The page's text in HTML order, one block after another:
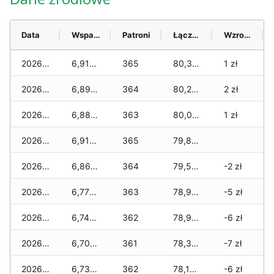
Data Wsparcie Patroni Łącznie Wzrost (28 dni)
2026-08-06 6,910 zł 365 80,390 zł 1 zł
2026-08-05 6,890 zł 364 80,250 zł 2 zł
2026-08-04 6,880 zł 363 80,070 zł 1 zł
2026-08-03 6,910 zł 365 79,800 zł
2026-08-02 6,860 zł 364 79,540 zł -2 zł
2026-08-01 6,770 zł 363 78,950 zł -5 zł
2026-07-31 6,740 zł 362 78,940 zł -6 zł
2026-07-29 6,700 zł 361 78,380 zł -7 zł
2026-07-28 6,730 zł 362 78,130 zł -6 zł